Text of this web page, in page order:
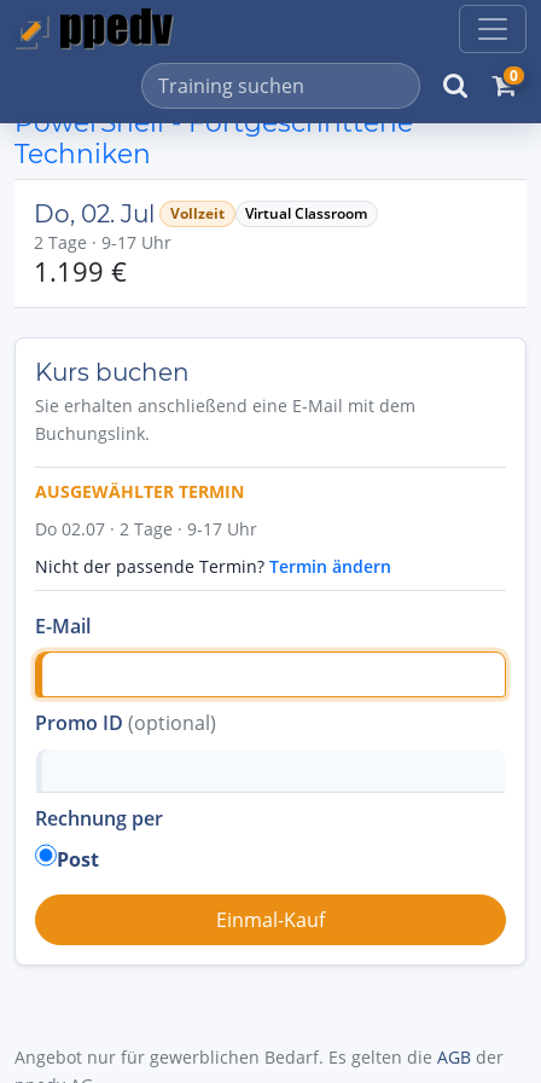
0
PowerShell - Fortgeschrittene
Techniken
Do, 02. Jul Vollzeit Virtual Classroom
2 Tage · 9-17 Uhr
1.199 €
Kurs buchen
Sie erhalten anschließend eine E-Mail mit dem
Buchungslink.
AUSGEWÄHLTER TERMIN
Do 02.07 · 2 Tage · 9-17 Uhr
Nicht der passende Termin? Termin ändern
E-Mail
Promo ID (optional)
Rechnung per
Post
Angebot nur für gewerblichen Bedarf. Es gelten die AGB der